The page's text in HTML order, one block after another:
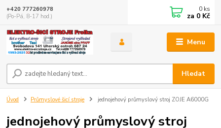
Menu
Hledat
+420 777260978
(Po-Pá, 8-17 hod.)
0 ks
za 0 Kč
Úvod Průmyslové šicí stroje jednojehový průmyslový stroj ZOJE A6000G
jednojehový průmyslový stroj